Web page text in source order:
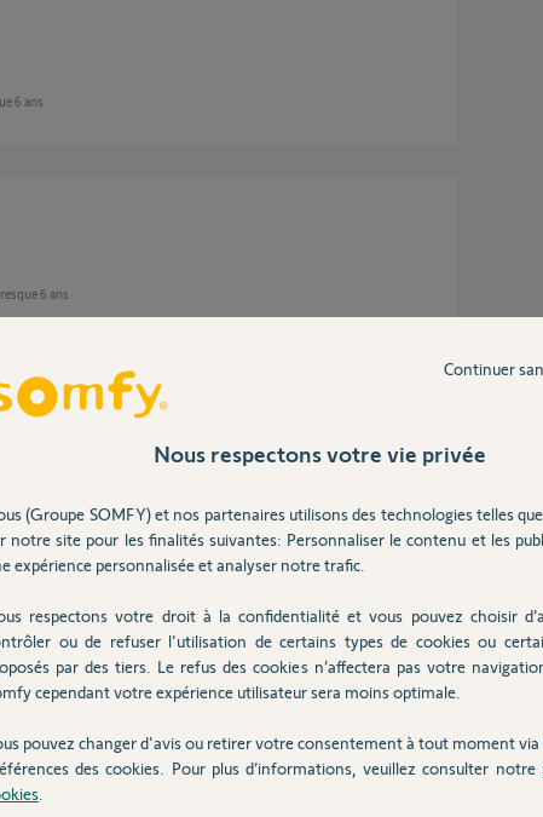
6 ans
6 ans
vous.
je n'ai eu aucune notification pour le
extérieure. C'est peut être du à une vibration
Nous respectons votre vie privée
(Groupe SOMFY) et nos partenaires utilisons des technologies telles
notre site pour les finalités suivantes: Personnaliser le contenu et les
expérience personnalisée et analyser notre trafic.
respectons votre droit à la confidentialité et vous pouvez choisir
ou de refuser l'utilisation de certains types de cookies ou
par des tiers. Le refus des cookies n’affectera pas votre
cependant votre expérience utilisateur sera moins optimale.
pouvez changer d'avis ou retirer votre consentement à tout moment via
des cookies. Pour plus d’informations, veuillez consulter notre
Continuer